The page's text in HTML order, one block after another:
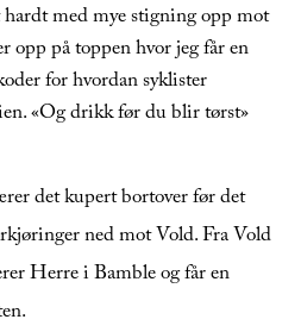
med mye stigning opp mot
opp på toppen hvor jeg får en
for hvordan syklister
«Og drikk før du blir tørst»
det kupert bortover før det
ned mot Vold. Fra Vold
Herre i Bamble og får en